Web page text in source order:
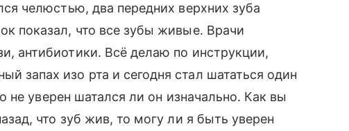
челюстью, два передних верхних зуба
показал, что все зубы живые. Врачи
антибиотики. Всё делаю по инструкции,
запах изо рта и сегодня стал шататься один
не уверен шатался ли он изначально. Как вы
что зуб жив, то могу ли я быть уверен